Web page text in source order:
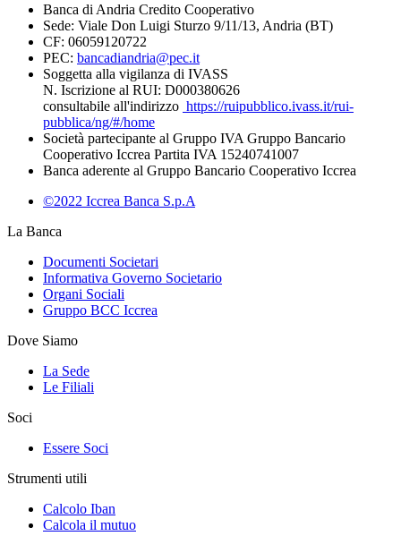
Banca di Andria Credito Cooperativo
Sede: Viale Don Luigi Sturzo 9/11/13, Andria (BT)
CF: 06059120722
PEC: bancadiandria@pec.it
Soggetta alla vigilanza di IVASS
N. Iscrizione al RUI: D000380626
consultabile all'indirizzo https://ruipubblico.ivass.it/rui-
pubblica/ng/#/home
Società partecipante al Gruppo IVA Gruppo Bancario
Cooperativo Iccrea Partita IVA 15240741007
Banca aderente al Gruppo Bancario Cooperativo Iccrea
©2022 Iccrea Banca S.p.A
La Banca
Documenti Societari
Informativa Governo Societario
Organi Sociali
Gruppo BCC Iccrea
Dove Siamo
La Sede
Le Filiali
Soci
Essere Soci
Strumenti utili
Calcolo Iban
Calcola il mutuo